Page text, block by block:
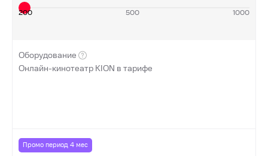
200 500 1000
Оборудование
Онлайн-кинотеатр KION в тарифе
Промо период 4 мес